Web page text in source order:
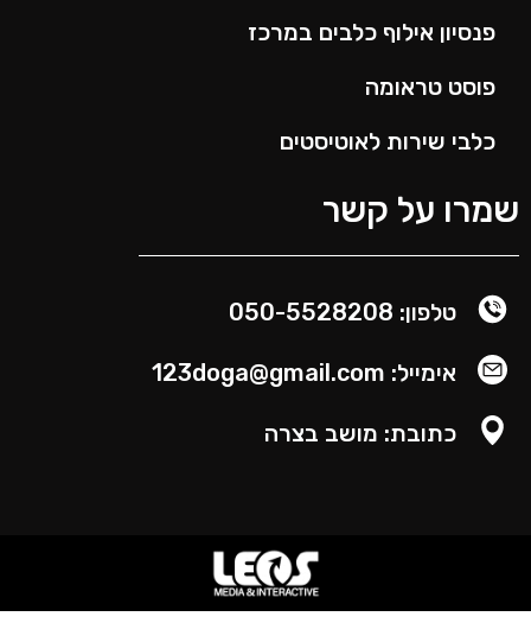
פנסיון אילוף כלבים במרכז
פוסט טראומה
כלבי שירות לאוטיסטים
על קשר
טלפון: 050-5528208
אימייל: 123doga@gmail.com
כתובת: מושב בצרה